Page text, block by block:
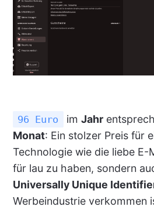
96 Euro im Jahr
Monat: Ein stolzer Preis für
Technologie wie die liebe E-
für lau zu haben, sondern
Universally Unique
Werbeindustrie verkommen